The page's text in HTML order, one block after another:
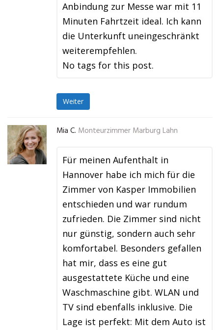
Anbindung zur Messe war mit 11
Minuten Fahrtzeit ideal. Ich kann
die Unterkunft uneingeschränkt
weiterempfehlen.
No tags for this post.
Weiter
Mia C. Monteurzimmer Marburg Lahn
Für meinen Aufenthalt in
Hannover habe ich mich für die
Zimmer von Kasper Immobilien
entschieden und war rundum
zufrieden. Die Zimmer sind nicht
nur günstig, sondern auch sehr
komfortabel. Besonders gefallen
hat mir, dass es eine gut
ausgestattete Küche und eine
Waschmaschine gibt. WLAN und
TV sind ebenfalls inklusive. Die
Lage ist perfekt: Mit dem Auto ist